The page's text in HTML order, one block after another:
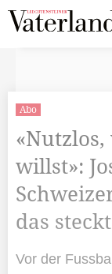
Abo
willst»:
das
Vor der